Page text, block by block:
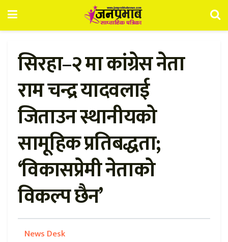
सिरहा–२ मा कांग्रेस नेता
राम चन्द्र यादवलाई
जिताउन स्थानीयको
सामूहिक प्रतिबद्धता;
‘विकासप्रेमी नेताको
विकल्प छैन’
News Desk